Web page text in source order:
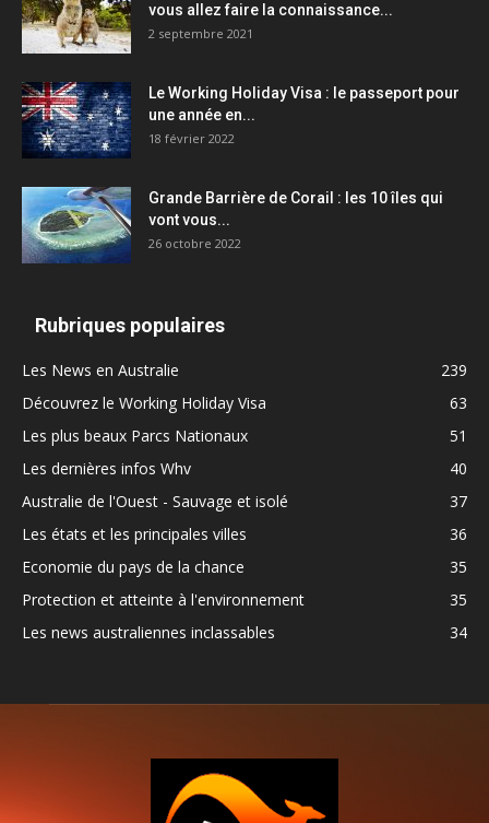
vous allez faire la connaissance...
2 septembre 2021
Le Working Holiday Visa : le passeport pour
une année en...
18 février 2022
Grande Barrière de Corail : les 10 îles qui
vont vous...
26 octobre 2022
Rubriques populaires
Les News en Australie
239
Découvrez le Working Holiday Visa
63
Les plus beaux Parcs Nationaux
51
Les dernières infos Whv
40
Australie de l'Ouest - Sauvage et isolé
37
Les états et les principales villes
36
Economie du pays de la chance
35
Protection et atteinte à l'environnement
35
Les news australiennes inclassables
34